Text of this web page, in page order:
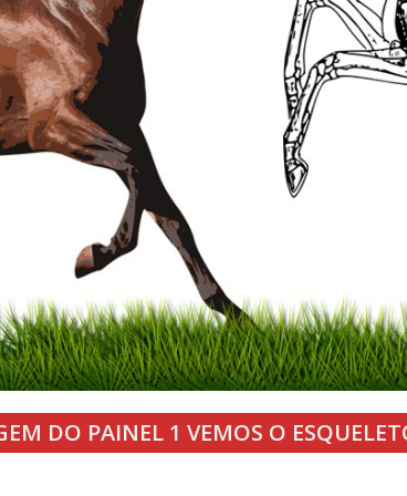
DO PAINEL 1 VEMOS O